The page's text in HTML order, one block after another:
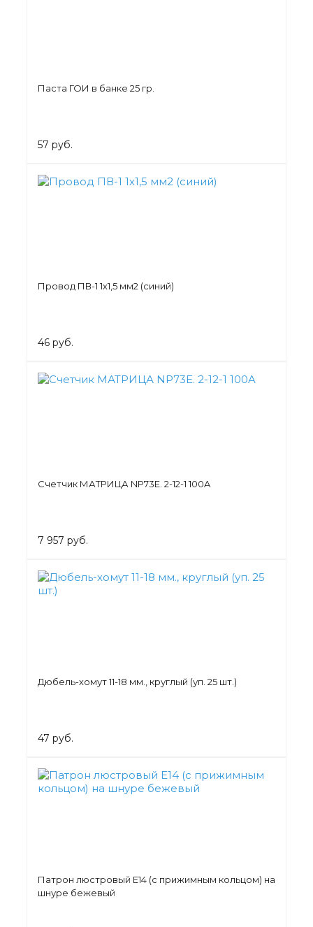
Паста ГОИ в банке 25 гр.
57 руб.
Провод ПВ-1 1х1,5 мм2 (синий)
46 руб.
Счетчик МАТРИЦА NP73Е. 2-12-1 100A
7 957 руб.
Дюбель-хомут 11-18 мм., круглый (уп. 25 шт.)
47 руб.
Патрон люстровый Е14 (с прижимным кольцом) на
шнуре бежевый